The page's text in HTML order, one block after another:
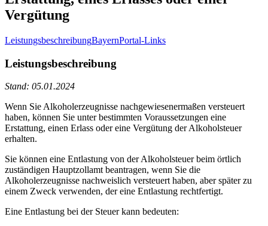
Vergütung
LeistungsbeschreibungBayernPortal-Links
Leistungsbeschreibung
Stand: 05.01.2024
Wenn Sie Alkoholerzeugnisse nachgewiesenermaßen versteuert
haben, können Sie unter bestimmten Voraussetzungen eine
Erstattung, einen Erlass oder eine Vergütung der Alkoholsteuer
erhalten.
Sie können eine Entlastung von der Alkoholsteuer beim örtlich
zuständigen Hauptzollamt beantragen, wenn Sie die
Alkoholerzeugnisse nachweislich versteuert haben, aber später zu
einem Zweck verwenden, der eine Entlastung rechtfertigt.
Eine Entlastung bei der Steuer kann bedeuten: